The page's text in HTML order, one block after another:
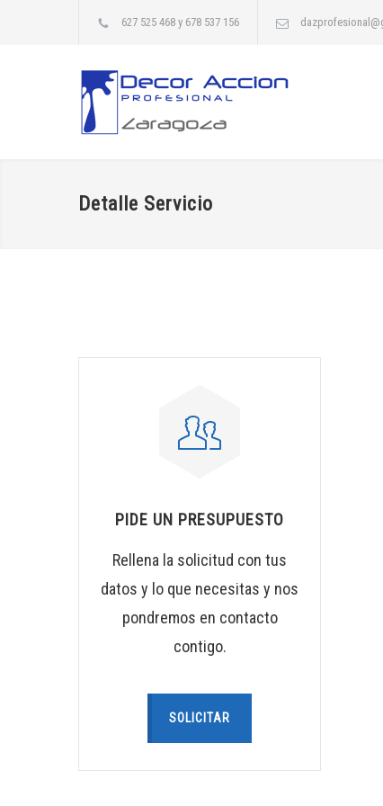
627 525 468 y 678 537 156
Detalle Servicio
PIDE UN PRESUPUESTO
Rellena la solicitud con tus
datos y lo que necesitas y nos
pondremos en contacto
contigo.
SOLICITAR